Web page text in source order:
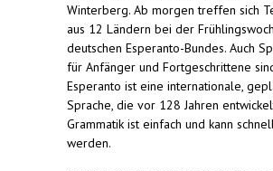
Winterberg. Ab morgen treffen sich
aus 12 Ländern bei der
deutschen Esperanto-Bundes. Auch
für Anfänger und Fortgeschrittene
Esperanto ist eine internationale,
Sprache, die vor 128 Jahren
Grammatik ist einfach und kann
werden.